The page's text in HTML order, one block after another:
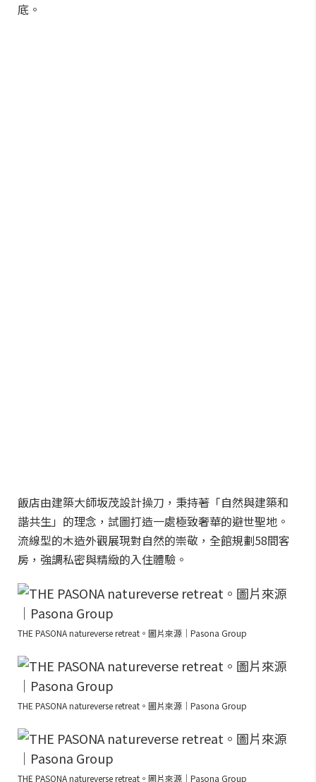
底。
飯店由建築大師坂茂設計操刀，秉持著「自然與建築和
諧共生」的理念，試圖打造一處極致奢華的避世聖地。
流線型的木造外觀展現對自然的崇敬，全館規劃58間客
房，強調私密與精緻的入住體驗。
THE PASONA natureverse retreat。圖片來源｜Pasona Group
THE PASONA natureverse retreat。圖片來源｜Pasona Group
THE PASONA natureverse retreat。圖片來源｜Pasona Group